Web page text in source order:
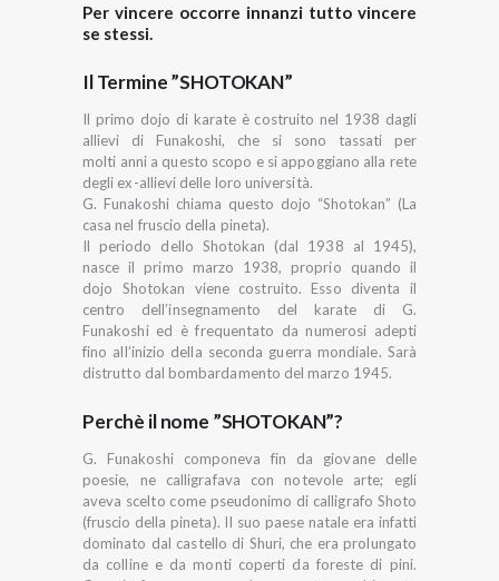
Per vincere occorre innanzi tutto vincere
se stessi.
Il Termine ”SHOTOKAN”
Il primo dojo di karate è costruito nel 1938 dagli
allievi di Funakoshi, che si sono tassati per
molti anni a questo scopo e si appoggiano alla rete
degli ex-allievi delle loro università.
G. Funakoshi chiama questo dojo “Shotokan” (La
casa nel fruscio della pineta).
Il periodo dello Shotokan (dal 1938 al 1945),
nasce il primo marzo 1938, proprio quando il
dojo Shotokan viene costruito. Esso diventa il
centro dell’insegnamento del karate di G.
Funakoshi ed è frequentato da numerosi adepti
fino all’inizio della seconda guerra mondiale. Sarà
distrutto dal bombardamento del marzo 1945.
Perchè il nome ”SHOTOKAN”?
G. Funakoshi componeva fin da giovane delle
poesie, ne calligrafava con notevole arte; egli
aveva scelto come pseudonimo di calligrafo Shoto
(fruscio della pineta). II suo paese natale era infatti
dominato dal castello di Shuri, che era prolungato
da colline e da monti coperti da foreste di pini.